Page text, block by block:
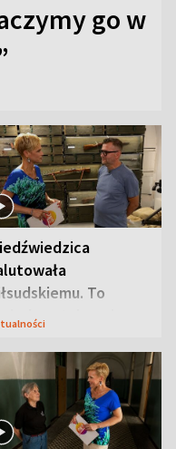
go w
To
tajemnica